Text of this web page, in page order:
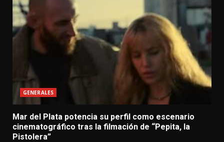
GENERALES
Mar del Plata potencia su perfil como escenario
cinematográfico tras la filmación de “Pepita, la
Pistolera”